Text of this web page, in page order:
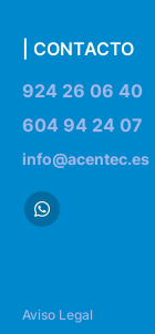
| CONTACTO
924 26 06 40
604 94 24 07
info@acentec.es
Aviso Legal